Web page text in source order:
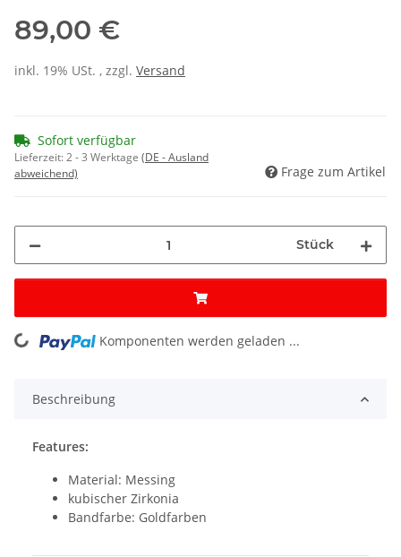
89,00 €
inkl. 19% USt. , zzgl. Versand
Sofort verfügbar
Lieferzeit:2 - 3 Werktage (DE - Ausland
abweichend)
Frage zum Artikel
Stück
Loading... Komponenten werden geladen ...
Beschreibung
Features:
Material: Messing
kubischer Zirkonia
Bandfarbe: Goldfarben